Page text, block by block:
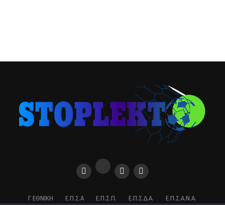
Γ ΕΘΝΙΚΉ Ε.Π.Σ.Α Ε.Π.Σ.Π. Ε.Π.Σ.Δ.Α. Ε.Π.Σ.Α.Ν.Α.